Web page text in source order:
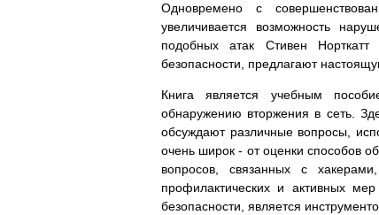
Одновремено с
увеличивается возможность
подобных атак Стивен
безопасности, предлагают
Книга является учебным
обнаружению вторжения в сеть.
обсуждают различные вопросы,
очень широк - от оценки способов
вопросов, связанных с
профилактических и активных
безопасности, является